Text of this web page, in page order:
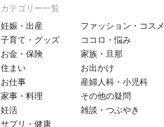
カテゴリー一覧
妊娠・出産
子育て・グッズ
お金・保険
住まい
お仕事
家事・料理
妊活
サプリ・健康
ファッション・コスメ
ココロ・悩み
家族・旦那
お出かけ
産婦人科・小児科
その他の疑問
雑談・つぶやき